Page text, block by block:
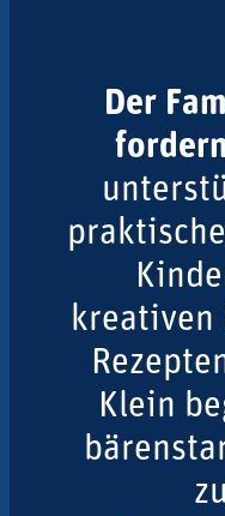
Der
kreativen
Klein